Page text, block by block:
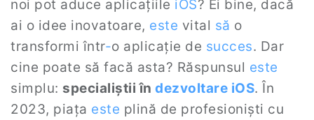
noi pot aduce aplicațiile iOS? Ei bine, dacă
ai o idee inovatoare, este vital să o
transformi într-o aplicație de succes. Dar
cine poate să facă asta? Răspunsul este
simplu: specialiștii în dezvoltare iOS. În
2023, piața este plină de profesioniști cu